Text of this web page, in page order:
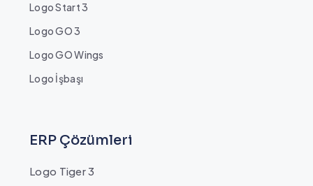
Logo Start 3
Logo GO 3
Logo GO Wings
Logo İşbaşı
ERP Çözümleri
Logo Tiger 3